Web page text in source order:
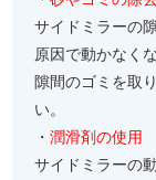
サイドミラーの
原因で動かなく
隙間のゴミを取
い。
・潤滑剤の使用
サイドミラーの